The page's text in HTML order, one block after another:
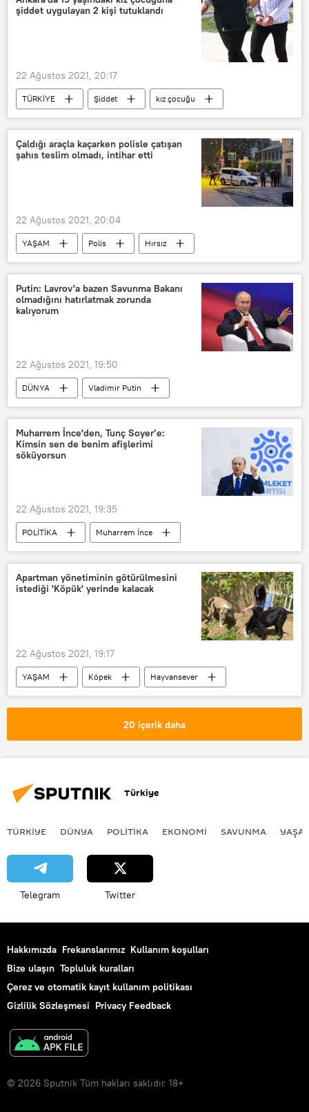
şiddet uygulayan 2 kişi tutuklandı
22 Ağustos 2021, 20:17
TÜRKİYE Şiddet
kız çocuğu
Ankara
Tutuklama
Çaldığı araçla kaçarken polisle çatışan
şahıs teslim olmadı, intihar etti
22 Ağustos 2021, 20:04
YAŞAM Polis
Hırsız
intihar
Putin: Lavrov'a bazen Savunma Bakanı
olmadığını hatırlatmak zorunda
kalıyorum
22 Ağustos 2021, 19:50
DÜNYA
Vladimir Putin
Sergey Lavrov
Rusya
Muharrem İnce'den, Tunç Soyer’e:
Kimsin sen de benim afişlerimi
söküyorsun
22 Ağustos 2021, 19:35
POLİTİKA
Muharrem İnce
Tunç Soyer
Pankart
Apartman yönetiminin götürülmesini
istediği 'Köpük' yerinde kalacak
22 Ağustos 2021, 19:17
YAŞAM Köpek Hayvansever
20 içerik daha
Türkiye
TÜRKIYE DÜNYA POLİTİKA EKONOMİ SAVUNMA
Telegram Twitter
Hakkımızda Frekanslarımız Kullanım koşulları
Bize ulaşın Topluluk kuralları
Çerez ve otomatik kayıt kullanım politikası
Gizlilik Sözleşmesi Privacy Feedback
© 2026 Sputnik Tüm hakları saklıdır. 18+